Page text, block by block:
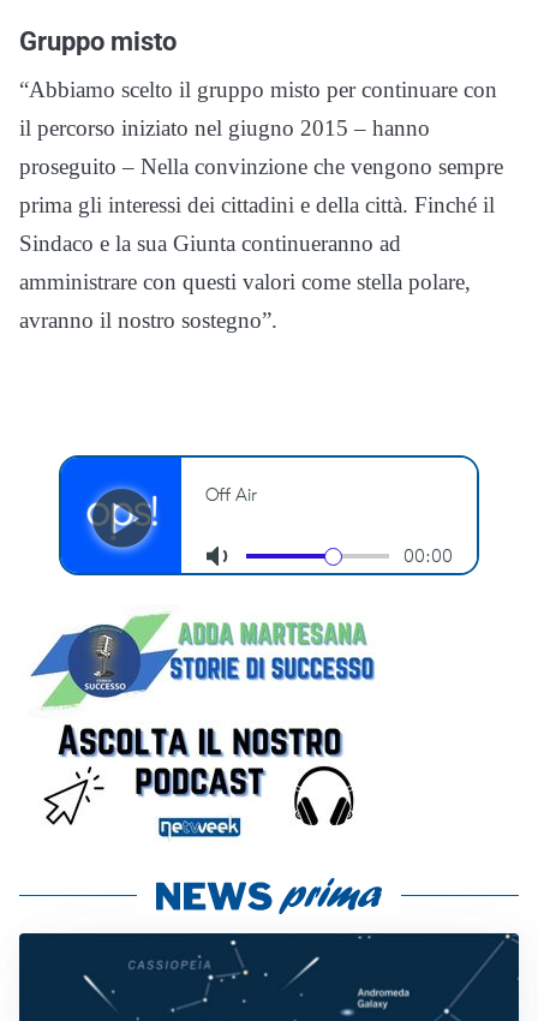
Gruppo misto
“Abbiamo scelto il gruppo misto per continuare con
il percorso iniziato nel giugno 2015 – hanno
proseguito – Nella convinzione che vengono sempre
prima gli interessi dei cittadini e della città. Finché il
Sindaco e la sua Giunta continueranno ad
amministrare con questi valori come stella polare,
avranno il nostro sostegno”.